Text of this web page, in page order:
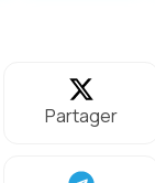
Partager